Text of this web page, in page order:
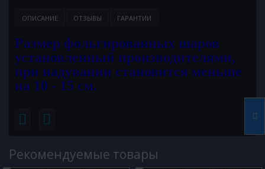
ОПИСАНИЕ ОТЗЫВЫ ГАРАНТИИ
Размер фольгированных шаров
установленный производителями,
при надувании становится меньше
на 10 - 15 см.
Рекомендуемые товары